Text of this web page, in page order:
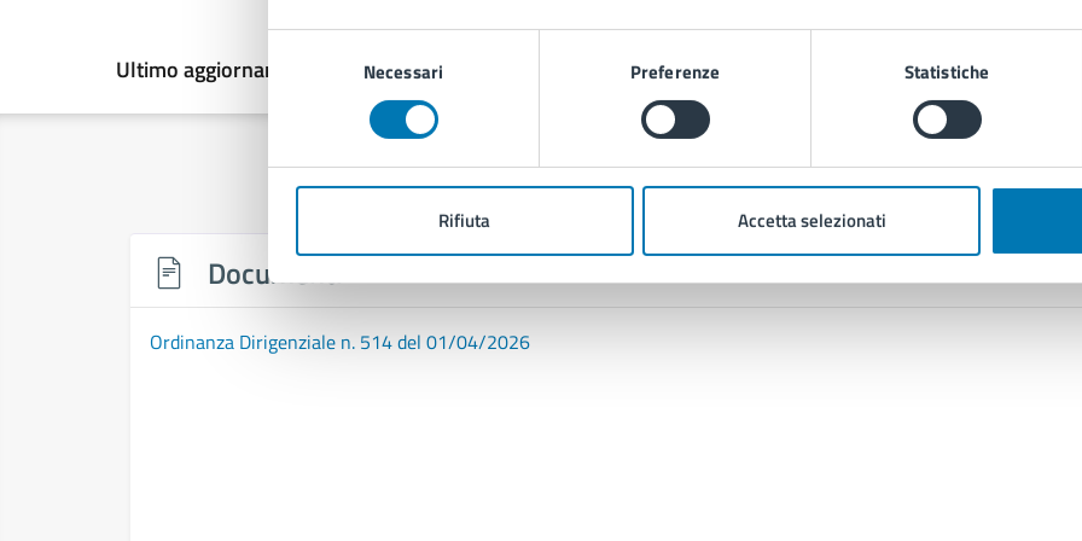
del
Necessari Preferenze Statistiche
Rifiuta Accetta selezionati
Ultimo aggiornamento: 23/02/2026, 15:16
Contenuti correlati
Documenti
Ordinanza Dirigenziale n. 514 del 01/04/2026